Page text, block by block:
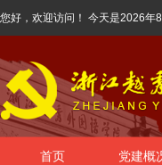
您好，欢迎访问！ 今天是2026年
首页 党建概